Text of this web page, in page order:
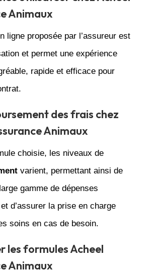
Animaux
ligne proposée par l’assureur est
et permet une expérience
rapide et efficace pour
des frais chez
Animaux
choisie, les niveaux de
varient, permettant ainsi de
gamme de dépenses
d’assurer la prise en charge
soins en cas de besoin.
les formules Acheel
Animaux